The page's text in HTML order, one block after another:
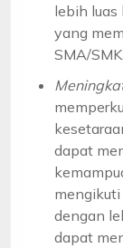
lebih luas
yang
SMA/SMK.
dapat
dengan
dapat